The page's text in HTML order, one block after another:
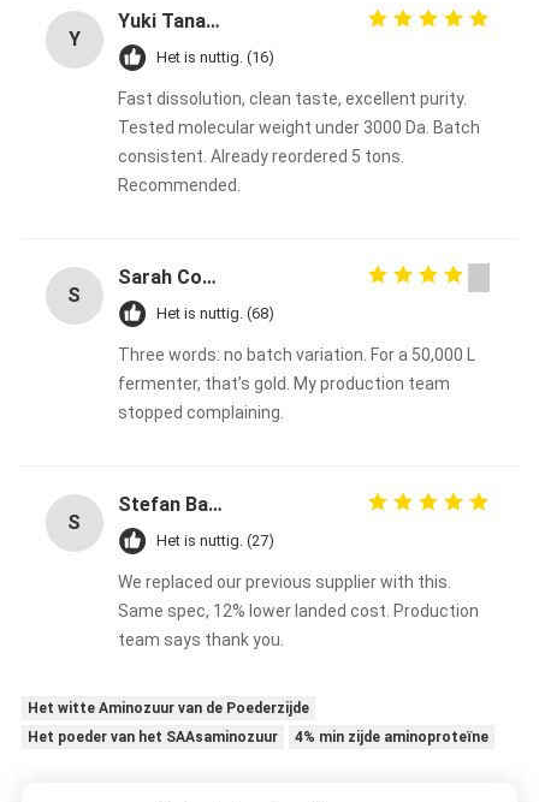
Y
Yuki Tanaka
Het is nuttig. (16)
Fast dissolution, clean taste, excellent purity.
Tested molecular weight under 3000 Da. Batch
consistent. Already reordered 5 tons.
Recommended.
S
Sarah Connors
Het is nuttig. (68)
Three words: no batch variation. For a 50,000 L
fermenter, that’s gold. My production team
stopped complaining.
S
Stefan Bauer
Het is nuttig. (27)
We replaced our previous supplier with this.
Same spec, 12% lower landed cost. Production
team says thank you.
Het witte Aminozuur van de Poederzijde
Het poeder van het SAAsaminozuur
4% min zijde aminoproteïne